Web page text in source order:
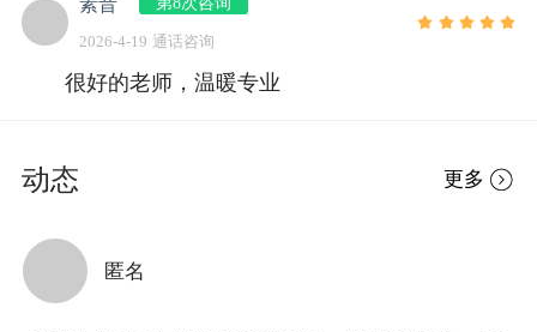
素昔
2026-4-19 通话咨询
很好的老师，温暖专业
动态 更多
匿名